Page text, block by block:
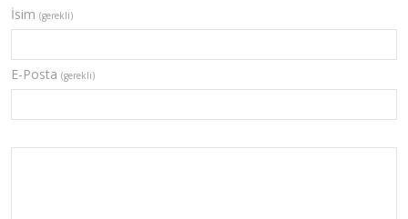
İsim (gerekli)
E-Posta (gerekli)